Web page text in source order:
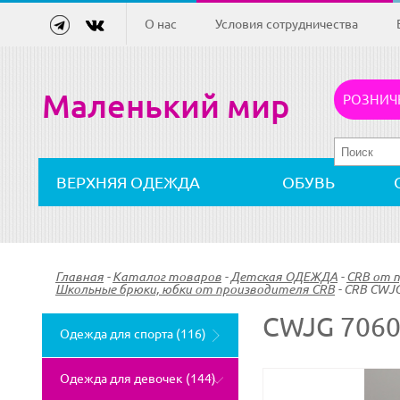
О нас Условия сотрудничества
Маленький мир
ВЕРХНЯЯ ОДЕЖДА ОБУВЬ
Главная - Каталог товаров - Детская ОДЕЖДА - CRB от
Школьные брюки, юбки от производителя CRB - CRB
Одежда для спорта (116)
Одежда для девочек (144)
CWJG